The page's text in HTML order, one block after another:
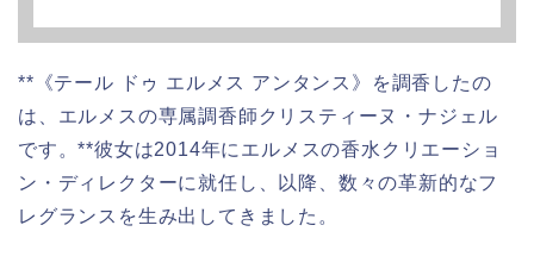
**《テール ドゥ エルメス アンタンス》を調香したの
は、エルメスの専属調香師クリスティーヌ・ナジェル
です。**彼女は2014年にエルメスの香水クリエーショ
ン・ディレクターに就任し、以降、数々の革新的なフ
レグランスを生み出してきました。